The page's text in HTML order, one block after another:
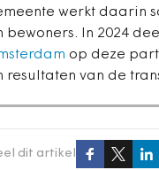
werkt daarin
bewoners. In 2024
op deze
resultaten van de
dit artikel